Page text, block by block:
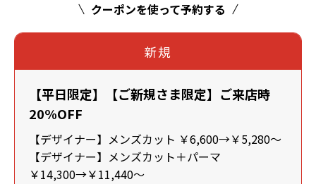
クーポンを使って予約する
新規
【平日限定】【ご新規さま限定】ご来店時
20%OFF
【デザイナー】メンズカット ￥6,600→￥5,280～
【デザイナー】メンズカット＋パーマ
￥14,300→￥11,440～